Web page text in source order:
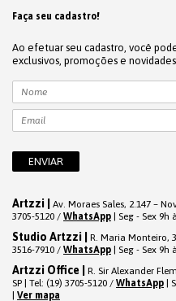
Faça seu cadastro!
Ao efetuar seu cadastro, você
exclusivos, promoções e novidades.
Artzzi | Av. Moraes Sales, 2.147 –
3705-5120 / WhatsApp | Seg - Sex 9h
Studio Artzzi | R. Maria Monteiro,
3516-7910 / WhatsApp | Seg - Sex 9h
Artzzi Office | R. Sir Alexander
SP | Tel: (19) 3705-5120 / WhatsApp |
| Ver mapa